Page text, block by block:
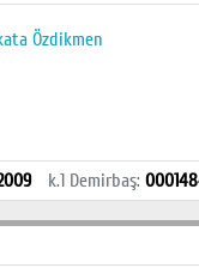
Özdikmen
k.1 Demirbaş: